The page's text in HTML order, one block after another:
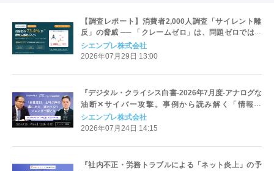
【調査レポート】消費者2,000人調査「サイレント離
反」の脅威 ── 「クレームゼロ」は、問題ゼロではな
い
シエンプレ株式会社
2026年07月29日 13:00
『デジタル・クライシス白書-2026年7月度-アナログな
油断✕サイバー攻撃。事例から読み解く「情報漏
洩」』
シエンプレ株式会社
2026年07月24日 14:15
『社内不正・労務トラブルによる「ネット炎上」の予